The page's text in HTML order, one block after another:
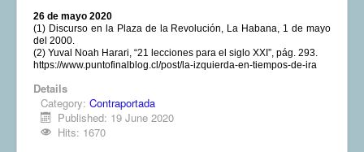
26 de mayo 2020
(1) Discurso en la Plaza de la Revolución, La Habana, 1 de mayo
del 2000.
(2) Yuval Noah Harari, “21 lecciones para el siglo XXI”, pág. 293.
https://www.puntofinalblog.cl/post/la-izquierda-en-tiempos-de-ira
Details
Category: Contraportada
Published: 19 June 2020
Hits: 1670